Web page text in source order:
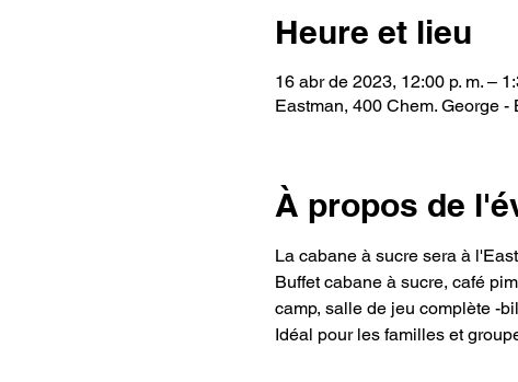
Heure et lieu
16 abr de 2023, 12:00 p. m. –
Eastman, 400 Chem. George
À propos de
La cabane à sucre sera à
Buffet cabane à sucre, café
camp, salle de jeu complète -
Idéal pour les familles et